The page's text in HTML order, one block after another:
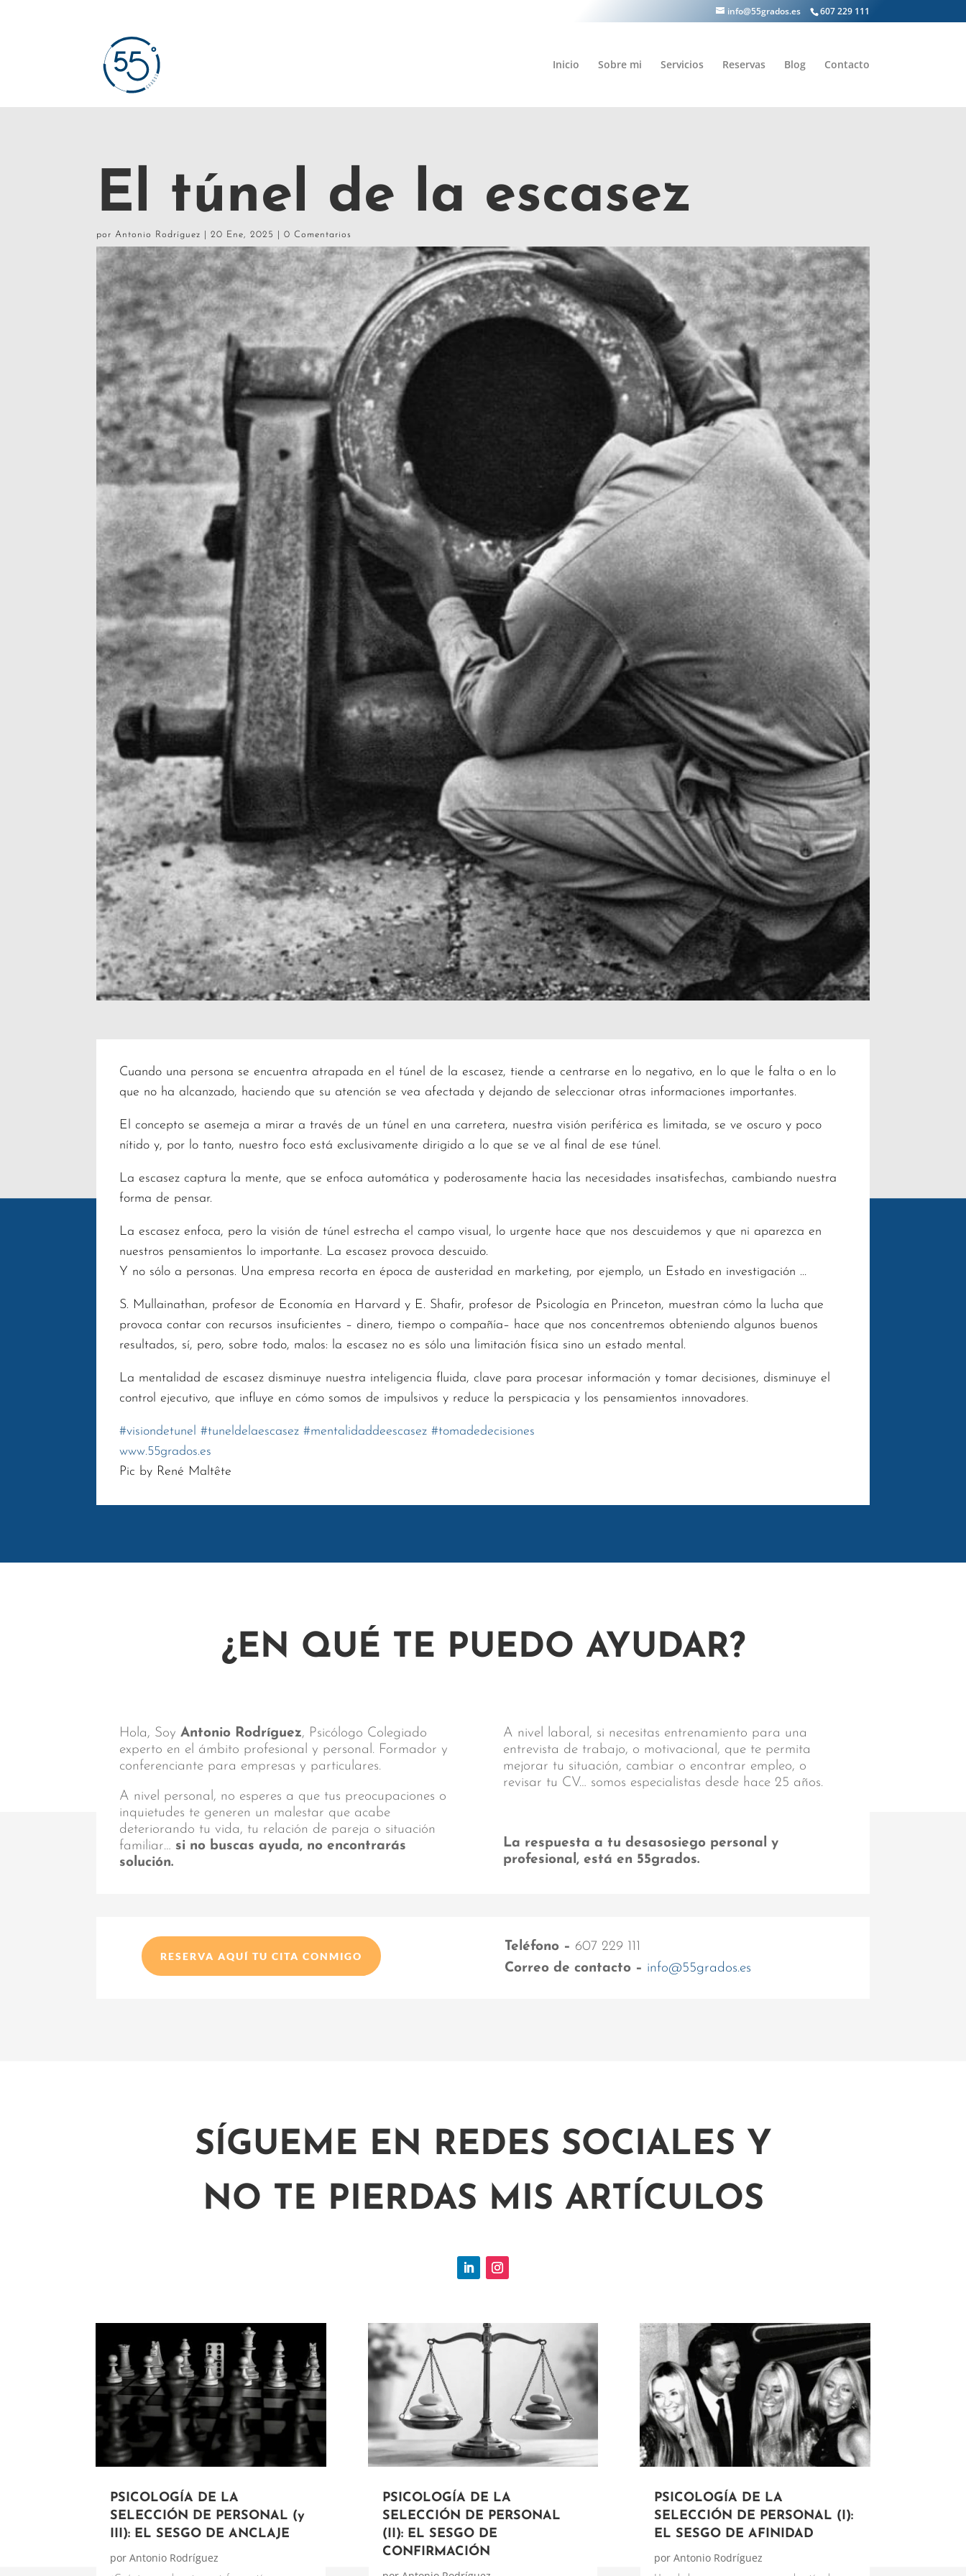
607 229 111
info@55grados.es
Inicio Sobre mi Servicios Reservas Blog Contacto
El túnel de la escasez
porAntonio Rodríguez |20 Ene, 2025 |0 Comentarios
Cuando una persona se encuentra atrapada en el túnel de la escasez, tiende a centrarse en lo negativo, en lo que le falta o en lo
que no ha alcanzado, haciendo que su atención se vea afectada y dejando de seleccionar otras informaciones importantes.
El concepto se asemeja a mirar a través de un túnel en una carretera, nuestra visión periférica es limitada, se ve oscuro y poco
nítido y, por lo tanto, nuestro foco está exclusivamente dirigido a lo que se ve al final de ese túnel.
La escasez captura la mente, que se enfoca automática y poderosamente hacia las necesidades insatisfechas, cambiando nuestra
forma de pensar.
La escasez enfoca, pero la visión de túnel estrecha el campo visual, lo urgente hace que nos descuidemos y que ni aparezca en
nuestros pensamientos lo importante. La escasez provoca descuido.
Y no sólo a personas. Una empresa recorta en época de austeridad en marketing, por ejemplo, un Estado en investigación …
S. Mullainathan, profesor de Economía en Harvard y E. Shafir, profesor de Psicología en Princeton, muestran cómo la lucha que
provoca contar con recursos insuficientes – dinero, tiempo o compañía– hace que nos concentremos obteniendo algunos buenos
resultados, sí, pero, sobre todo, malos: la escasez no es sólo una limitación física sino un estado mental.
La mentalidad de escasez disminuye nuestra inteligencia fluida, clave para procesar información y tomar decisiones, disminuye el
control ejecutivo, que influye en cómo somos de impulsivos y reduce la perspicacia y los pensamientos innovadores.
#visiondetunel #tuneldelaescasez #mentalidaddeescasez #tomadedecisiones
www.55grados.es
Pic by René Maltête
¿EN QUÉ TE PUEDO AYUDAR?
Hola, SoyAntonio Rodríguez, Psicólogo Colegiado
experto en el ámbito profesional y personal. Formador y
conferenciante para empresas y particulares.
A nivel personal, no esperes a que tus preocupaciones o
inquietudes te generen un malestar que acabe
deteriorando tu vida, tu relación de pareja o situación
familiar… si no buscas ayuda, no encontrarás
solución.
A nivel laboral, si necesitas entrenamiento para una
entrevista de trabajo, o motivacional, que te permita
mejorar tu situación, cambiar o encontrar empleo, o
revisar tu CV… somos especialistas desde hace 25 años.
La respuesta a tu desasosiego personal y
profesional, está en 55grados.
RESERVA AQUÍ TU CITA CONMIGO
Teléfono – 607 229 111
Correo de contacto – info@55grados.es
SÍGUEME EN REDES SOCIALES Y
NO TE PIERDAS MIS ARTÍCULOS
PSICOLOGÍA DE LA
SELECCIÓN DE PERSONAL (y
III): EL SESGO DE ANCLAJE
porAntonio Rodríguez
PSICOLOGÍA DE LA
SELECCIÓN DE PERSONAL
(II): EL SESGO DE
CONFIRMACIÓN
PSICOLOGÍA DE LA
SELECCIÓN DE PERSONAL (I):
EL SESGO DE AFINIDAD
por Antonio Rodríguez